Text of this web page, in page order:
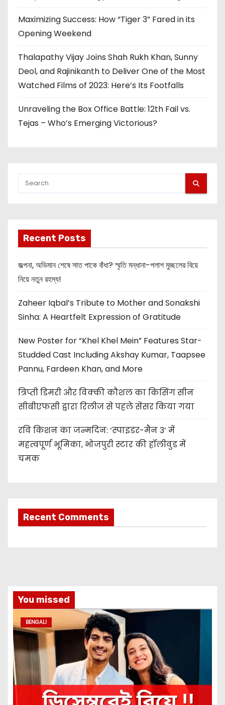
Maximizing Success: How “Tiger 3” Fared in its
Opening Weekend
Thalapathy Vijay Joins Shah Rukh Khan, Sunny
Deol, and Rajinikanth to Deliver One of the Most
Watched Films of 2023: Here’s Its Footfalls
Unraveling the Box Office Battle: 12th Fail vs.
Tejas – Who’s Emerging Victorious?
Recent Posts
জল্পনা, অভিমান শেষে সাত পাকে বাঁধা? স্মৃতি মন্ধানা-পলাশ মুচ্ছলের বিয়ে
নিয়ে নতুন রহস্য!
Zaheer Iqbal’s Tribute to Mother and Sonakshi
Sinha: A Heartfelt Expression of Gratitude
New Poster for “Khel Khel Mein” Features Star-
Studded Cast Including Akshay Kumar, Taapsee
Pannu, Fardeen Khan, and More
त्रिप्ती डिमरी और विक्की कौशल का किसिंग सीन
सीबीएफसी द्वारा रिलीज से पहले सेंसर किया गया
रवि किशन का जन्मदिन: ‘स्पाइडर-मैन 3’ में
महत्वपूर्ण भूमिका, भोजपुरी स्टार की हॉलीवुड में
चमक
Recent Comments
You missed
BENGALI